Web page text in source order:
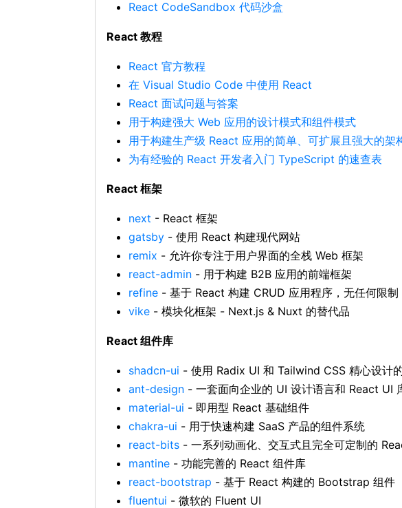
React CodeSandbox 代码沙盒
React 教程
React 官方教程
在 Visual Studio Code 中使用 React
React 面试问题与答案
用于构建强大 Web 应用的设计模式和组件模式
用于构建生产级 React 应用的简单、可扩展且强大的架
为有经验的 React 开发者入门 TypeScript 的速查表
React 框架
next - React 框架
gatsby - 使用 React 构建现代网站
remix - 允许你专注于用户界面的全栈 Web 框架
react-admin - 用于构建 B2B 应用的前端框架
refine - 基于 React 构建 CRUD 应用程序，无任何限制
vike - 模块化框架 - Next.js & Nuxt 的替代品
React 组件库
shadcn-ui - 使用 Radix UI 和 Tailwind CSS 精心设计
ant-design - 一套面向企业的 UI 设计语言和 React UI
material-ui - 即用型 React 基础组件
chakra-ui - 用于快速构建 SaaS 产品的组件系统
react-bits - 一系列动画化、交互式且完全可定制的
mantine - 功能完善的 React 组件库
react-bootstrap - 基于 React 构建的 Bootstrap 组件
fluentui - 微软的 Fluent UI